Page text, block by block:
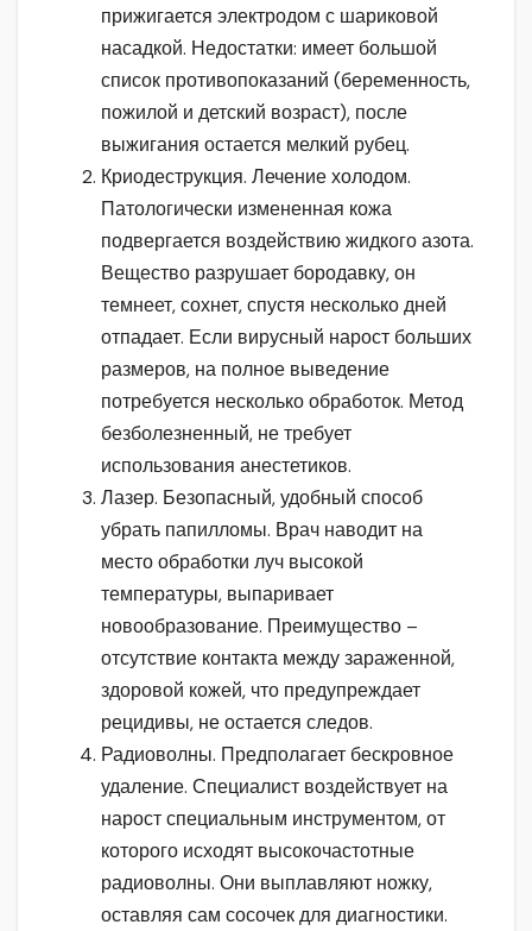
прижигается электродом с шариковой
насадкой. Недостатки: имеет большой
список противопоказаний (беременность,
пожилой и детский возраст), после
выжигания остается мелкий рубец.
Криодеструкция. Лечение холодом.
Патологически измененная кожа
подвергается воздействию жидкого азота.
Вещество разрушает бородавку, он
темнеет, сохнет, спустя несколько дней
отпадает. Если вирусный нарост больших
размеров, на полное выведение
потребуется несколько обработок. Метод
безболезненный, не требует
использования анестетиков.
Лазер. Безопасный, удобный способ
убрать папилломы. Врач наводит на
место обработки луч высокой
температуры, выпаривает
новообразование. Преимущество –
отсутствие контакта между зараженной,
здоровой кожей, что предупреждает
рецидивы, не остается следов.
Радиоволны. Предполагает бескровное
удаление. Специалист воздействует на
нарост специальным инструментом, от
которого исходят высокочастотные
радиоволны. Они выплавляют ножку,
оставляя сам сосочек для диагностики.